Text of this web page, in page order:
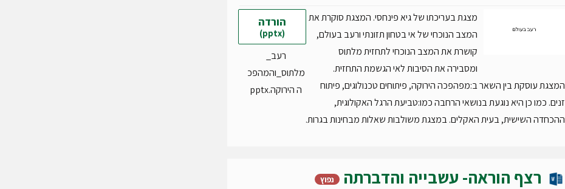
הורדה
(pptx)
רעב_
מלתוס_והמהפכ
ה הירוקה.pptx
מצגת בעריכתו של גיא פינחסי. המצגת סוקרת את
המצב הנוכחי של אי בטחון תזונתי ורעב בעולם,
קושרת את המצב הנוכחי לתחזית מלתוס
ומסבירה את הסיבות לאי הגשמת התחזית.
המצגת עוסקת בין השאר ב:מפהפכה הירוקה, פיתוחים טכנולוגים, פיתוח
זנים. כמו כן היא נוגעת בנושאי הרחבה כמו:טביעת הרגל האקולוגית,
ההכחדה השישית, בעית האקלים. במצגת משולבות שאלות מבחינות בגרות.
רצף הוראה- עשבייה והדברתה נפוץ